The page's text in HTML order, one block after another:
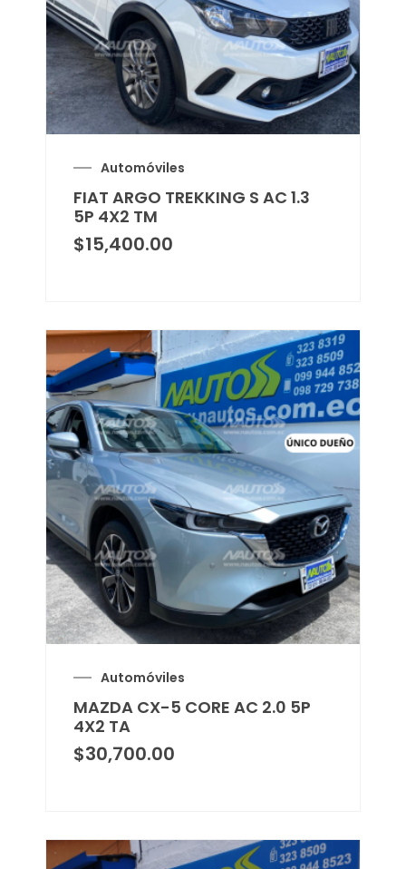
Automóviles
FIAT ARGO TREKKING S AC 1.3
5P 4X2 TM
$15,400.00
Automóviles
MAZDA CX-5 CORE AC 2.0 5P
4X2 TA
$30,700.00